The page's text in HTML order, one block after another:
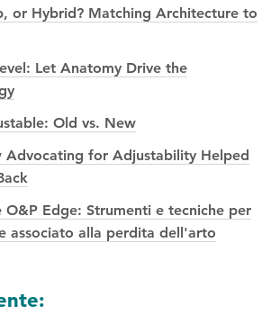
or Hybrid? Matching Architecture to
Let Anatomy Drive the
Old vs. New
Advocating for Adjustability Helped
O&P Edge: Strumenti e tecniche per
associato alla perdita dell'arto